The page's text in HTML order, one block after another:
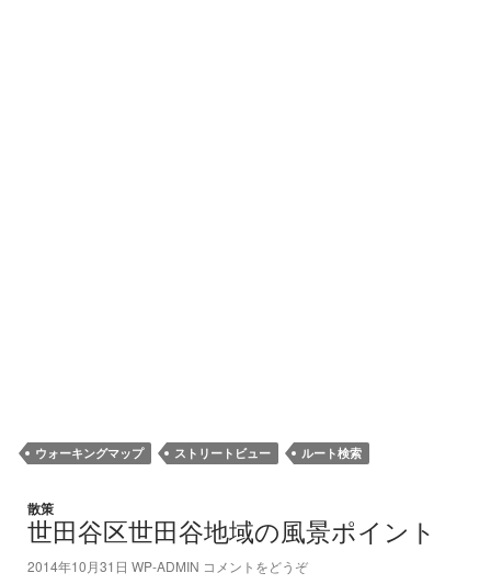
ウォーキングマップ ストリートビュー ルート検索
散策
世田谷区世田谷地域の風景ポイント
2014年10月31日 WP-ADMIN コメントをどうぞ